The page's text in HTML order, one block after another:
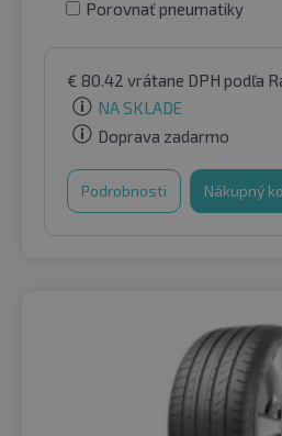
Porovnať pneumatiky
€ 80.42 vrátane DPH podľa
NA SKLADE
Doprava zadarmo
Podrobnosti Nákupný